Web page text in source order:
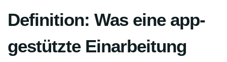
Definition: Was eine app-
gestützte Einarbeitung